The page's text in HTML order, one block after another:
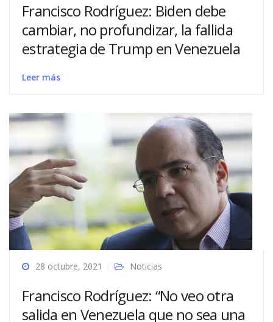
Francisco Rodríguez: Biden debe
cambiar, no profundizar, la fallida
estrategia de Trump en Venezuela
Leer más
28 octubre, 2021 Noticias
Francisco Rodríguez: “No veo otra
salida en Venezuela que no sea una